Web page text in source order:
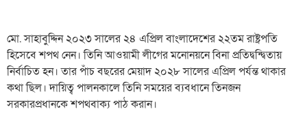
মো. সাহাবুদ্দিন ২০২৩ সালের ২৪ এপ্রিল বাংলাদেশের ২২তম রাষ্ট্রপতি
হিসেবে শপথ নেন। তিনি আওয়ামী লীগের মনোনয়নে বিনা প্রতিদ্বন্দ্বিতায়
নির্বাচিত হন। তার পাঁচ বছরের মেয়াদ ২০২৮ সালের এপ্রিল পর্যন্ত থাকার
কথা ছিল। দায়িত্ব পালনকালে তিনি সময়ের ব্যবধানে তিনজন
সরকারপ্রধানকে শপথবাক্য পাঠ করান।